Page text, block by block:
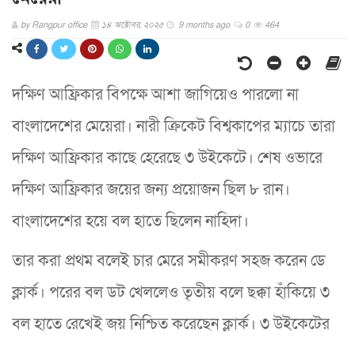
byRangpur office ১৪ অক্টোবর, ২০২৫ 9 months ago 0 464
দক্ষিণ আফ্রিকার বিপক্ষে আশা জাগিয়েও পারলো না
বাংলাদেশের মেয়েরা। নারী ক্রিকেট বিশ্বকাপের ম্যাচে তারা
দক্ষিণ আফ্রিকার কাছে হেরেছে ৩ উইকেটে। শেষ ওভারে
দক্ষিণ আফ্রিকার জয়ের জন্য প্রয়োজন ছিল ৮ রান।
বাংলাদেশের হয়ে বল হাতে ছিলেন নাহিদা।
তার করা প্রথম বলেই চার মেরে সমীকরণ সহজ করেন ডে
ক্লার্ক। পরের বল ডট খেললেও তৃতীয় বলে ছক্কা হাঁকিয়ে ৩
বল হাতে রেখেই জয় নিশ্চিত করেছেন ক্লার্ক। ৩ উইকেটের